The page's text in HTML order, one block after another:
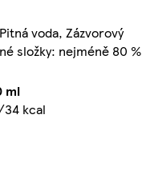
voda, Zázvorový
složky: nejméně 80 %
ml
34 kcal